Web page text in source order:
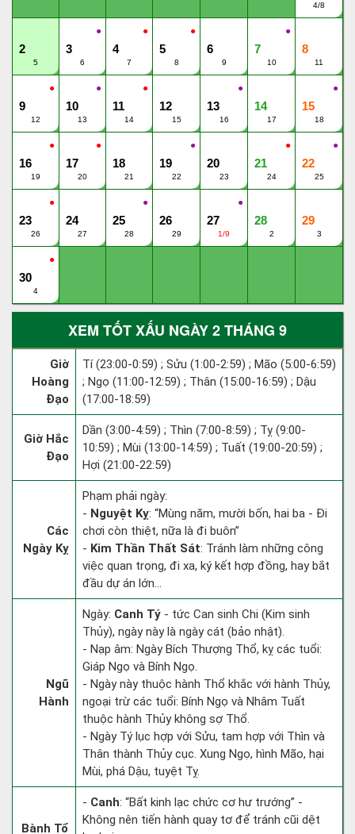
4/8
2
5
●
3
6
●
4
7
●
5
8
6
9
●
7
10
8
11
●
9
12
●
10
13
●
11
14
12
15
●
13
16
14
17
●
15
18
●
16
19
●
17
20
18
21
●
19
22
20
23
●
21
24
●
22
25
●
23
26
24
27
●
25
28
26
29
●
27
1/9
28
2
29
3
●
30
4
XEM TỐT XẤU NGÀY 2 THÁNG 9
Giờ
Hoàng
Đạo
Tí (23:00-0:59) ; Sửu (1:00-2:59) ; Mão (5:00-6:59)
; Ngọ (11:00-12:59) ; Thân (15:00-16:59) ; Dậu
(17:00-18:59)
Giờ Hắc
Đạo
Dần (3:00-4:59) ; Thìn (7:00-8:59) ; Tỵ (9:00-
10:59) ; Mùi (13:00-14:59) ; Tuất (19:00-20:59) ;
Hợi (21:00-22:59)
Các
Ngày Kỵ
Phạm phải ngày:
- Nguyệt Kỵ: “Mùng năm, mười bốn, hai ba - Đi
chơi còn thiệt, nữa là đi buôn”
- Kim Thần Thất Sát: Tránh làm những công
việc quan trọng, đi xa, ký kết hợp đồng, hay bắt
đầu dự án lớn...
Ngũ
Hành
Ngày: Canh Tý - tức Can sinh Chi (Kim sinh
Thủy), ngày này là ngày cát (bảo nhật).
- Nạp âm: Ngày Bích Thượng Thổ, kỵ các tuổi:
Giáp Ngọ và Bính Ngọ.
- Ngày này thuộc hành Thổ khắc với hành Thủy,
ngoại trừ các tuổi: Bính Ngọ và Nhâm Tuất
thuộc hành Thủy không sợ Thổ.
- Ngày Tý lục hợp với Sửu, tam hợp với Thìn và
Thân thành Thủy cục. Xung Ngọ, hình Mão, hại
Mùi, phá Dậu, tuyệt Tỵ.
Bành Tổ
- Canh: “Bất kinh lạc chức cơ hư trướng” -
Không nên tiến hành quay tơ để tránh cũi dệt